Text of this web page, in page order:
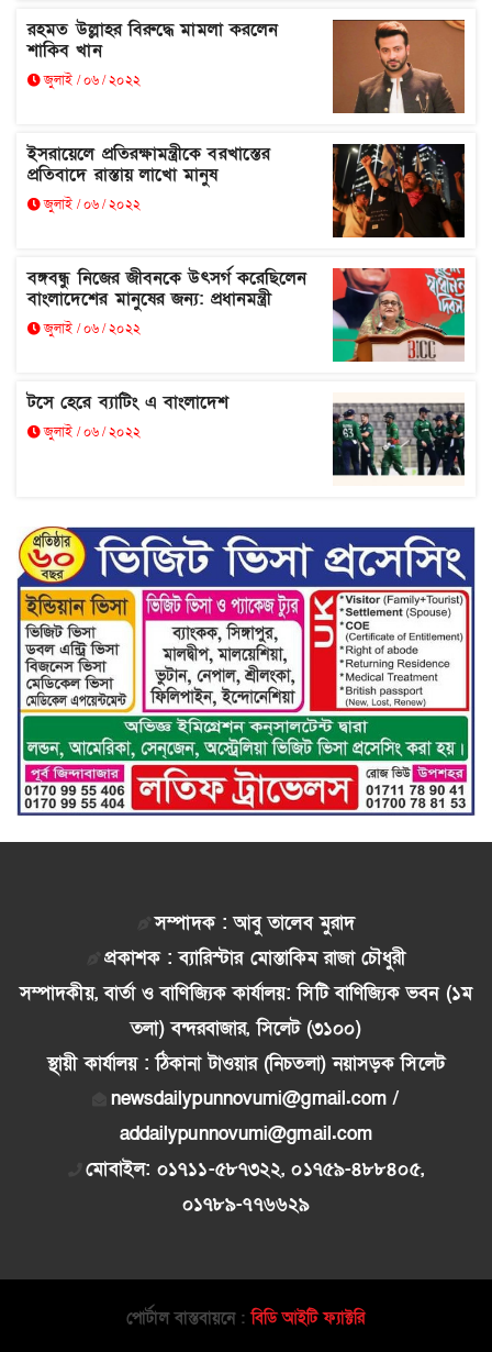
রহমত উল্লাহর বিরুদ্ধে মামলা করলেন
শাকিব খান
জুলাই / ০৬ / ২০২২
ইসরায়েলে প্রতিরক্ষামন্ত্রীকে বরখাস্তের
প্রতিবাদে রাস্তায় লাখো মানুষ
জুলাই / ০৬ / ২০২২
বঙ্গবন্ধু নিজের জীবনকে উৎসর্গ করেছিলেন
বাংলাদেশের মানুষের জন্য: প্রধানমন্ত্রী
জুলাই / ০৬ / ২০২২
টসে হেরে ব্যাটিং এ বাংলাদেশ
জুলাই / ০৬ / ২০২২
সম্পাদক : আবু তালেব মুরাদ
প্রকাশক : ব্যারিস্টার মোস্তাকিম রাজা চৌধুরী
সম্পাদকীয়, বার্তা ও বাণিজ্যিক কার্যালয়: সিটি বাণিজ্যিক ভবন (১ম
তলা) বন্দরবাজার, সিলেট (৩১০০)
স্থায়ী কার্যালয় : ঠিকানা টাওয়ার (নিচতলা) নয়াসড়ক সিলেট
newsdailypunnovumi@gmail.com /
addailypunnovumi@gmail.com
মোবাইল: ০১৭১১-৫৮৭৩২২, ০১৭৫৯-৪৮৮৪০৫,
০১৭৮৯-৭৭৬৬২৯
পোর্টাল বাস্তবায়নে :বিডি আইটি ফ্যাক্টরি